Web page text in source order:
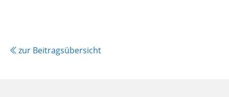
zur Beitragsübersicht